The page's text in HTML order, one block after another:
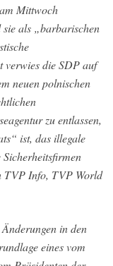
Mittwoch
als „barbarischen
verwies die SDP auf
neuen polnischen
zu entlassen,
ist, das illegale
TVP Info, TVP World
in den
eines vom